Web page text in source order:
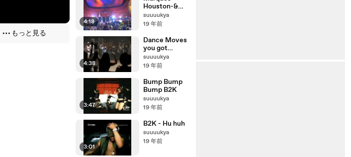
もっと見る
4:18
Houston-&
B2K -
Girlfriend
suuuukya
19 年前
4:38
Dance Moves
you got
served_MOVI
E
suuuukya
19 年前
3:47
Bump Bump
Bump B2K
suuuukya
19 年前
3:01
B2K - Hu huh
suuuukya
19 年前